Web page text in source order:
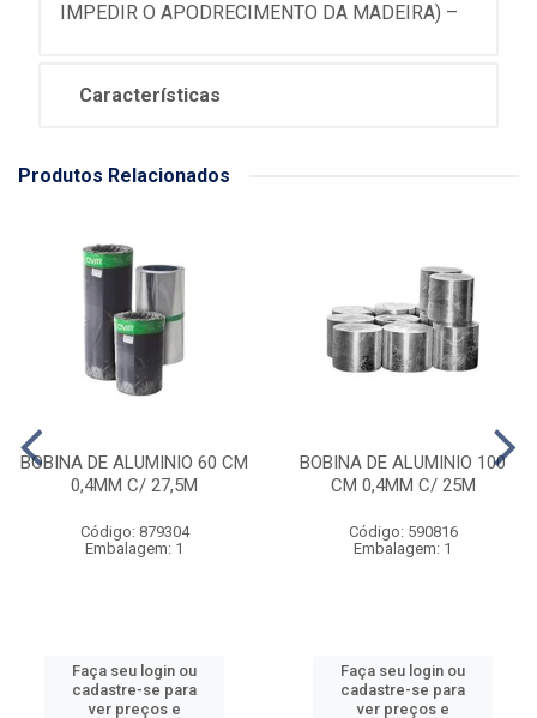
IMPEDIR O APODRECIMENTO DA MADEIRA) –
Características
Produtos Relacionados
BOBINA DE ALUMINIO 60 CM
0,4MM C/ 27,5M
Código: 879304
Embalagem: 1
Faça seu login ou
cadastre-se para
ver preços e
BOBINA DE ALUMINIO 100
CM 0,4MM C/ 25M
Código: 590816
Embalagem: 1
Faça seu login ou
cadastre-se para
ver preços e